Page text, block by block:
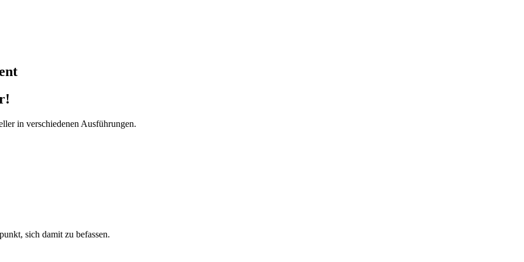
in verschiedenen Ausführungen.
sich damit zu befassen.